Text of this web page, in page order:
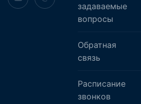
задаваемые
вопросы
Обратная
связь
Расписание
звонков